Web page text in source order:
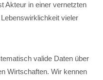
Akteur in einer vernetzten
vieler
valide Daten über
Wirtschaften. Wir kennen